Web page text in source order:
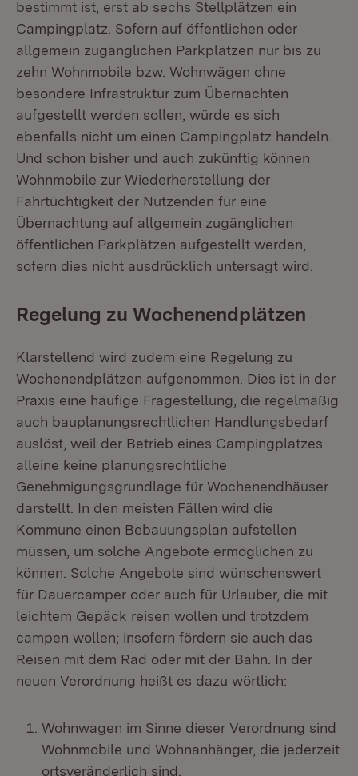
bestimmt ist, erst ab sechs Stellplätzen ein
Campingplatz. Sofern auf öffentlichen oder
allgemein zugänglichen Parkplätzen nur bis zu
zehn Wohnmobile bzw. Wohnwägen ohne
besondere Infrastruktur zum Übernachten
aufgestellt werden sollen, würde es sich
ebenfalls nicht um einen Campingplatz handeln.
Und schon bisher und auch zukünftig können
Wohnmobile zur Wiederherstellung der
Fahrtüchtigkeit der Nutzenden für eine
Übernachtung auf allgemein zugänglichen
öffentlichen Parkplätzen aufgestellt werden,
sofern dies nicht ausdrücklich untersagt wird.
Regelung zu Wochenendplätzen
Klarstellend wird zudem eine Regelung zu
Wochenendplätzen aufgenommen. Dies ist in der
Praxis eine häufige Fragestellung, die regelmäßig
auch bauplanungsrechtlichen Handlungsbedarf
auslöst, weil der Betrieb eines Campingplatzes
alleine keine planungsrechtliche
Genehmigungsgrundlage für Wochenendhäuser
darstellt. In den meisten Fällen wird die
Kommune einen Bebauungsplan aufstellen
müssen, um solche Angebote ermöglichen zu
können. Solche Angebote sind wünschenswert
für Dauercamper oder auch für Urlauber, die mit
leichtem Gepäck reisen wollen und trotzdem
campen wollen; insofern fördern sie auch das
Reisen mit dem Rad oder mit der Bahn. In der
neuen Verordnung heißt es dazu wörtlich:
Wohnwagen im Sinne dieser Verordnung sind
Wohnmobile und Wohnanhänger, die jederzeit
ortsveränderlich sind.